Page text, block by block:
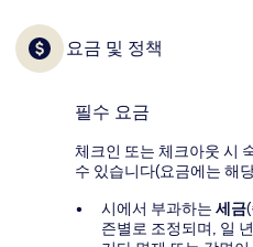
요금 및 정책
필수 요금
체크인 또는 체크아웃 시
수 있습니다(요금에는 해
시에서 부과하는 세금
즌별로 조정되며, 일